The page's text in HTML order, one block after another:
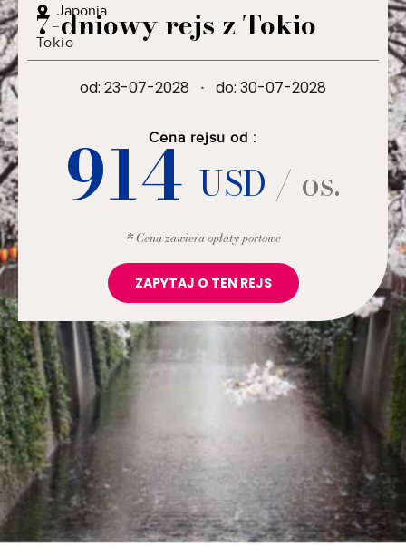
Japonia
7-dniowy rejs z Tokio
Tokio
od: 23-07-2028 · do: 30-07-2028
Cena rejsu od :
914USD / os.
* Cena zawiera opłaty portowe
ZAPYTAJ O TEN REJS